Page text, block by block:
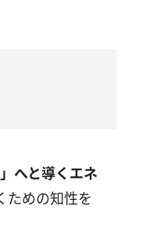
へと導くエネ
ための知性を